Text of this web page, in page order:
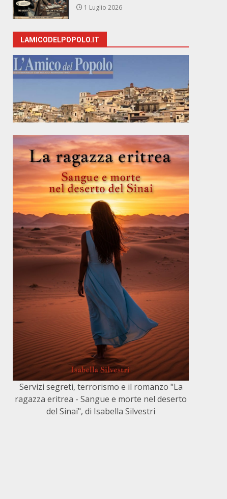
1 Luglio 2026
LAMICODELPOPOLO.IT
Servizi segreti, terrorismo e il romanzo "La
ragazza eritrea - Sangue e morte nel deserto
del Sinai", di Isabella Silvestri